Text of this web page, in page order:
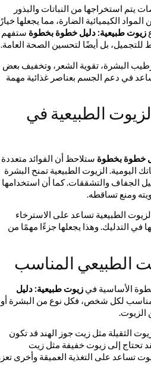
استخراجها من النباتات والبذور
الكيميائية الضارة، مما يجعلها خيارًا
طبيعية: دليل خطوة بخطوةستفهم
بل أيضًا لتحسين الصحة العامة.
البشرة، تقوية الشعر، وتخفيف بعض
في دعم الجسم بعناصر غذائية مهمة
الطبيعية في
بخطوةستلاحظ أن الفوائد متعددة
الزيوت الطبيعية تمنح البشرة
الجفاف والتشققات. كما أن استخدامها
ومنع تساقطه.
الطبيعية تساعد على الاسترخاء
التدليك. وهذا يجعلها جزءًا مهمًا من
الطبيعي المناسب
الأساسية فيزيوت طبيعية: دليل
لكل شخص، فكل نوع من البشرة أو
الثقيلة مثل زيت جوز الهند قد تكون
تحتاج إلى زيوت خفيفة مثل زيت
تساعد على التغذية العميقة وأخرى تعزز